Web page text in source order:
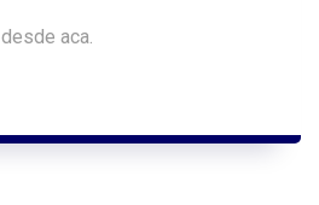
desde aca.